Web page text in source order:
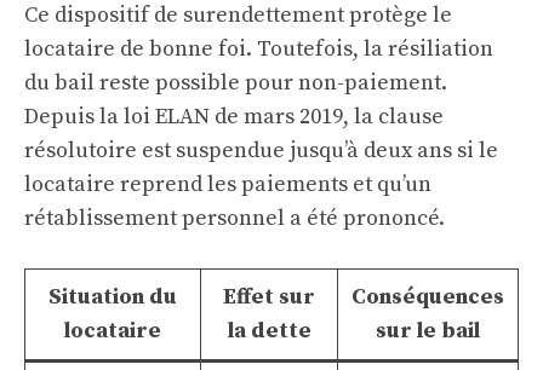
Ce dispositif de surendettement protège le
locataire de bonne foi. Toutefois, la résiliation
du bail reste possible pour non-paiement.
Depuis la loi ELAN de mars 2019, la clause
résolutoire est suspendue jusqu’à deux ans si le
locataire reprend les paiements et qu’un
rétablissement personnel a été prononcé.
Situation du
locataire
Effet sur
la dette
Conséquences
sur le bail